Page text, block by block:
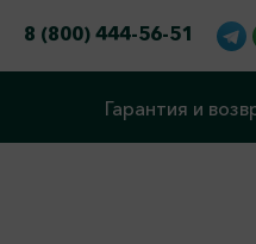
8 (800) 444-56-51
Гарантия и